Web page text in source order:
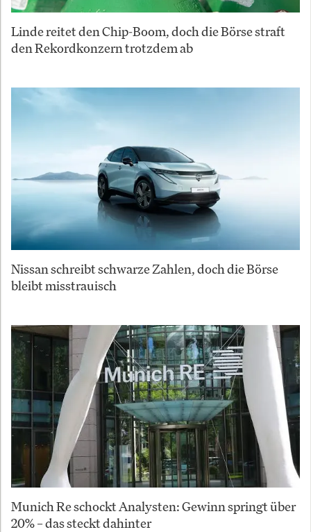
Linde reitet den Chip-Boom, doch die Börse straft
den Rekordkonzern trotzdem ab
Nissan schreibt schwarze Zahlen, doch die Börse
bleibt misstrauisch
Munich Re schockt Analysten: Gewinn springt über
20% – das steckt dahinter